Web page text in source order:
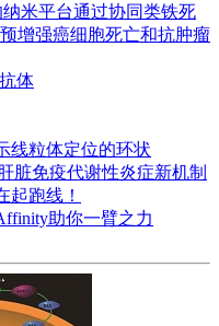
米平台通过协同类铁死
增强癌细胞死亡和抗肿瘤
体
线粒体定位的环状
脏免疫代谢性炎症新机制
起跑线！
助你一臂之力